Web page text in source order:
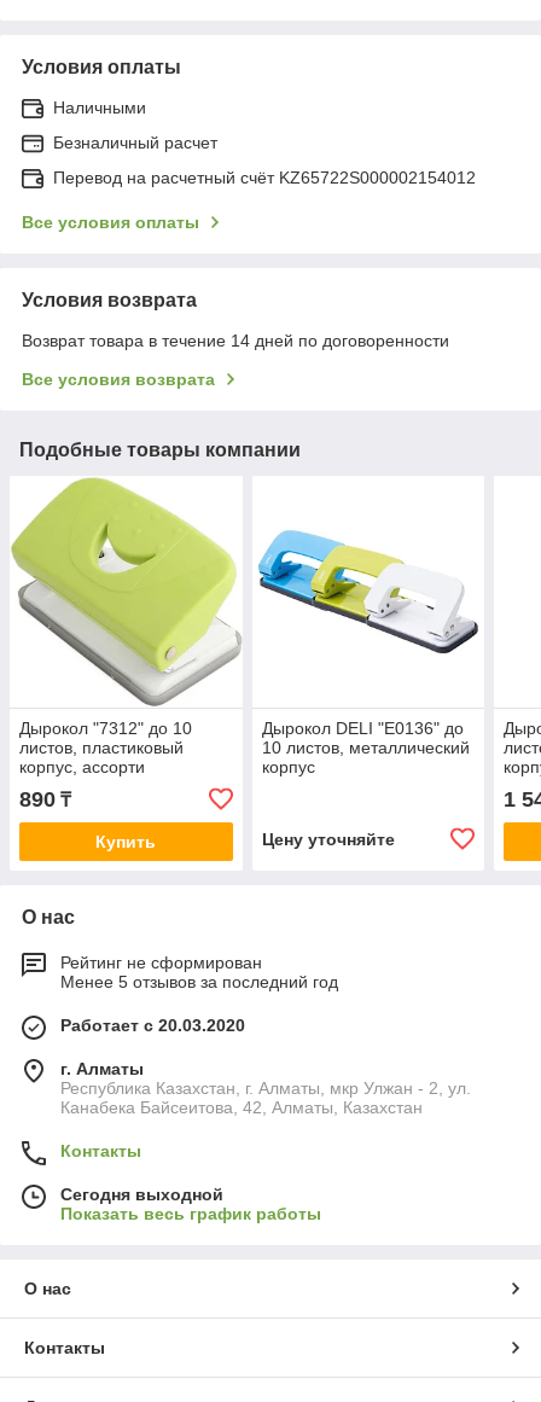
Условия оплаты
Наличными
Безналичный расчет
Перевод на расчетный счёт KZ65722S000002154012
Все условия оплаты
Условия возврата
Возврат товара в течение 14 дней по договоренности
Все условия возврата
Подобные товары компании
Дырокол "7312" до 10
листов, пластиковый
корпус, ассорти
890 ₸
Купить
Дырокол DELI "E0136" до
10 листов, металлический
корпус
Цену уточняйте
1
О нас
Рейтинг не сформирован
Менее 5 отзывов за последний год
Работает с 20.03.2020
г. Алматы
Республика Казахстан, г. Алматы, мкр Улжан - 2, ул.
Канабека Байсеитова, 42, Алматы, Казахстан
Контакты
Сегодня выходной
Показать весь график работы
О нас
Контакты